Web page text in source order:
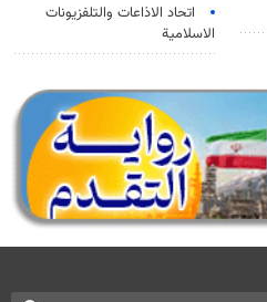
اتحاد الاذاعات والتلفزيونات
الاسلامية